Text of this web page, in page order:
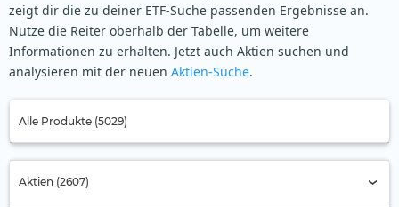
zeigt dir die zu deiner ETF-Suche passenden Ergebnisse an.
Nutze die Reiter oberhalb der Tabelle, um weitere
Informationen zu erhalten. Jetzt auch Aktien suchen und
analysieren mit der neuen Aktien-Suche.
Alle Produkte (5029)
Aktien (2607)